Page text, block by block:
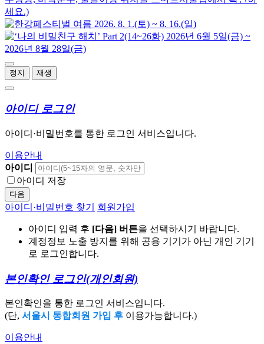
정지 재생
아이디 로그인
아이디·비밀번호를 통한 로그인 서비스입니다.
이용안내
아이디
아이디 저장
다음
아이디·비밀번호 찾기 회원가입
아이디 입력 후 [다음] 버튼을 선택하시기 바랍니다.
계정정보 노출 방지를 위해 공용 기기가 아닌 개인 기기
로 로그인합니다.
본인확인 로그인(개인회원)
본인확인을 통한 로그인 서비스입니다.
(단, 서울시 통합회원 가입 후 이용가능합니다.)
이용안내